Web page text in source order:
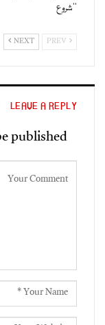
‘‘شروع
NEXT
LEAVE A REPLY
published.